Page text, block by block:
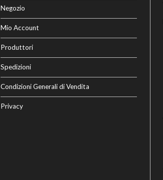
Negozio
Mio Account
Produttori
Spedizioni
Condizioni Generali di Vendita
Privacy